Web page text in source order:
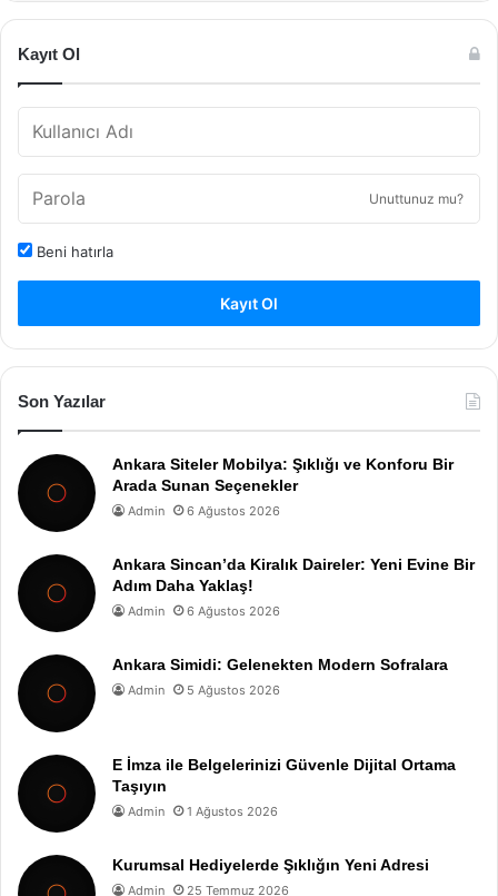
Kayıt Ol
Unuttunuz mu?
Beni hatırla
Kayıt Ol
Son Yazılar
Ankara Siteler Mobilya: Şıklığı ve Konforu Bir
Arada Sunan Seçenekler
Admin 6 Ağustos 2026
Ankara Sincan’da Kiralık Daireler: Yeni Evine Bir
Adım Daha Yaklaş!
Admin 6 Ağustos 2026
Ankara Simidi: Gelenekten Modern Sofralara
Admin 5 Ağustos 2026
E İmza ile Belgelerinizi Güvenle Dijital Ortama
Taşıyın
Admin 1 Ağustos 2026
Kurumsal Hediyelerde Şıklığın Yeni Adresi
Admin 25 Temmuz 2026